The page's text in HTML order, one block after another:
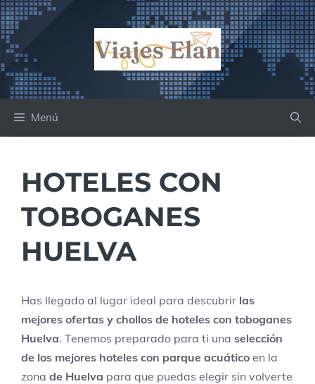
Saltar
al
contenido
Menú
HOTELES CON
TOBOGANES
HUELVA
Has llegado al lugar ideal para descubrir las
mejores ofertas y chollos de hoteles con toboganes
Huelva. Tenemos preparado para ti una selección
de los mejores hoteles con parque acuático en la
zona de Huelva para que puedas elegir sin volverte